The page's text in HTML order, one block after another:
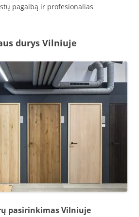
pagalbą ir profesionalias
durys Vilniuje
pasirinkimas Vilniuje